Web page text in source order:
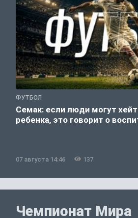
ФУТБОЛ
Семак: если люди могут
ребенка, это говорит о
07 августа 14:46 137
Чемпионат Мира